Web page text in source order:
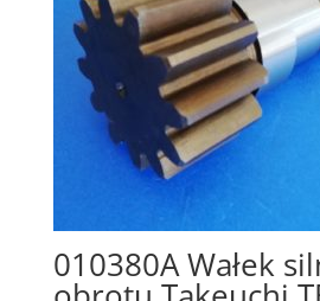
010380A Wałek